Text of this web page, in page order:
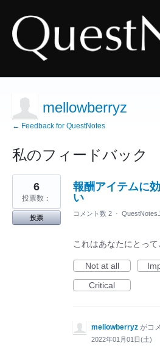
mellowberryz
← Feedback for QuestNotes
私のフィードバック
15
っ
た
報酬アイテムに
い
6
投票数：
投票
コメント数 2 · QuestNotes
これはあなたにとっ
Not at all
Critical
mellowberryz がコ
2022年01月01日(土)